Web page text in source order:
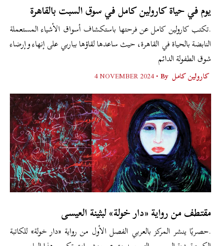
يوم في حياة كارولين كامل في سوق السبت بالقاهرة
.تكتب كارولين كامل عن فرحتها باستكشاف أسواق الأشياء المستعملة
النابضة بالحياة في القاهرة، حيث ساعدها لقاؤها بباربي على إنهاء وإرضاء
شوق الطفولة الدائم
كارولين كامل 4 NOVEMBER 2024
مقتطف من رواية «دار خولة» لبثينة العيسى
.حصريًا ينشر المركز بالعربي الفصل الأول من رواية «دار خولة» للكاتبة